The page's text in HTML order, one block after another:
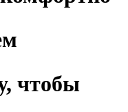
чтобы